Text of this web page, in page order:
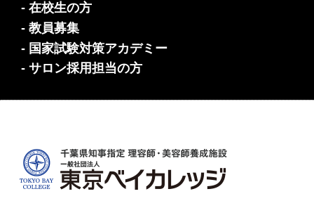
- 在校生の方
- 教員募集
- 国家試験対策アカデミー
- サロン採用担当の方